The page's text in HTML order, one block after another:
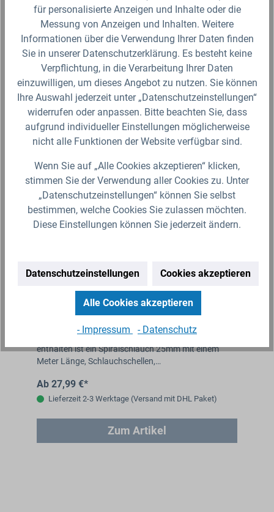
technischen Daten, Maßangaben in Millimeter, Gewichtsangaben in
Gramm und Ausführungen sind somit unverbindlich. Die eigentliche
Definition und der Verwendungszweck des Artikels sowie die Nutzmaße
sind ausschließlich der Darstellungsunterstützung von uns
bereitgestellt. Wir behalten uns jederzeit Änderungen ohne Ankündigung
vor.
Produktgalerie überspringen
Zubehör
IBC Deckel Einlauf für 50m² Füllautomat
Garantia inkl. Verbindungsset
Mit dem Verbindungsset können Sie Ihren IBC mit
dem Füllautomat Garantia 50 m² verbinden. Im Set
enthalten ist ein Spiralschlauch 25mm mit einem
Meter Länge, Schlauchschellen,…
Ab 27,99 €*
Lieferzeit 2-3 Werktage (Versand mit DHL Paket)
Zum Artikel
für personalisierte Anzeigen und Inhalte oder die
Messung von Anzeigen und Inhalten. Weitere
Informationen über die Verwendung Ihrer Daten finden
Sie in unserer Datenschutzerklärung. Es besteht keine
Verpflichtung, in die Verarbeitung Ihrer Daten
einzuwilligen, um dieses Angebot zu nutzen. Sie können
Ihre Auswahl jederzeit unter „Datenschutzeinstellungen“
widerrufen oder anpassen. Bitte beachten Sie, dass
aufgrund individueller Einstellungen möglicherweise
nicht alle Funktionen der Website verfügbar sind.
Wenn Sie auf „Alle Cookies akzeptieren“ klicken,
stimmen Sie der Verwendung aller Cookies zu. Unter
„Datenschutzeinstellungen“ können Sie selbst
bestimmen, welche Cookies Sie zulassen möchten.
Diese Einstellungen können Sie jederzeit ändern.
Datenschutzeinstellungen Cookies akzeptieren
Alle Cookies akzeptieren
- Impressum - Datenschutz